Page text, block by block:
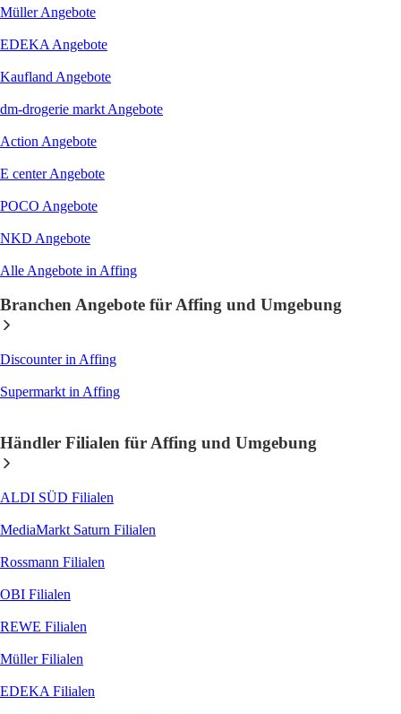
MüllerAngebote
EDEKA Angebote
Kaufland Angebote
dm-drogerie markt Angebote
Action Angebote
E centerAngebote
POCO Angebote
NKD Angebote
Alle Angebote in Affing
Branchen Angebote für Affing und Umgebung
Discounterin Affing
Supermarkt in Affing
Händler Filialen für Affing und Umgebung
ALDI SÜD Filialen
MediaMarkt Saturn Filialen
Rossmann Filialen
OBI Filialen
REWE Filialen
MüllerFilialen
EDEKA Filialen